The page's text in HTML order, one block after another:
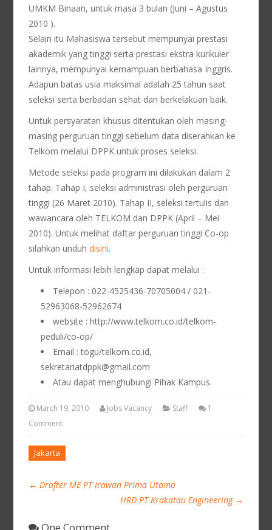
UMKM Binaan, untuk masa 3 bulan (Juni – Agustus
2010 ).
Selain itu Mahasiswa tersebut mempunyai prestasi
akademik yang tinggi serta prestasi ekstra kurikuler
lainnya, mempunyai kemampuan berbahasa Inggris.
Adapun batas usia maksimal adalah 25 tahun saat
seleksi serta berbadan sehat dan berkelakuan baik.
Untuk persyaratan khusus ditentukan oleh masing-
masing perguruan tinggi sebelum data diserahkan ke
Telkom melalui DPPK untuk proses seleksi.
Metode seleksi pada program ini dilakukan dalam 2
tahap. Tahap I, seleksi administrasi oleh perguruan
tinggi (26 Maret 2010). Tahap II, seleksi tertulis dan
wawancara oleh TELKOM dan DPPK (April – Mei
2010). Untuk melihat daftar perguruan tinggi Co-op
silahkan unduhdisini.
Untuk informasi lebih lengkap dapat melalui :
Telepon : 022-4525436-70705004 / 021-
52963068-52962674
website : http://www.telkom.co.id/telkom-
peduli/co-op/
Email : togu/telkom.co.id,
sekretariatdppk@gmail.com
Atau dapat menghubungi Pihak Kampus.
March 19, 2010 Jobs Vacancy Staff
1
Comment
Jakarta
← Drafter ME PT Irawan Prima Utama
HRD PT Krakatau Engineering →